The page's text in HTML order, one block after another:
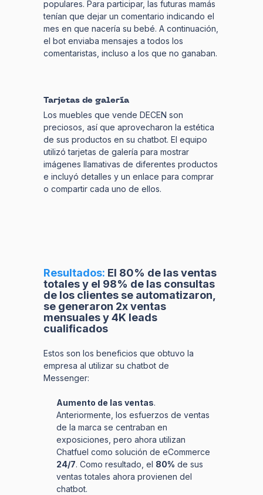
Estos son los beneficios que obtuvo la
empresa al utilizar su chatbot de
Messenger:
Aumento de las ventas.
Anteriormente, los esfuerzos de ventas
de la marca se centraban en
exposiciones, pero ahora utilizan
Chatfuel como solución de eCommerce
24/7. Como resultado, el 80% de sus
ventas totales ahora provienen del
chatbot.
Resultados: El 80% de las ventas
totales y el 98% de las consultas
de los clientes se automatizaron,
se generaron 2x ventas
mensuales y 4K leads
cualificados
populares. Para participar, las futuras mamás
tenían que dejar un comentario indicando el
mes en que nacería su bebé. A continuación,
el bot enviaba mensajes a todos los
comentaristas, incluso a los que no ganaban.
Tarjetas de galería
Los muebles que vende DECEN son
preciosos, así que aprovecharon la estética
de sus productos en su chatbot. El equipo
utilizó tarjetas de galería para mostrar
imágenes llamativas de diferentes productos
e incluyó detalles y un enlace para comprar
o compartir cada uno de ellos.